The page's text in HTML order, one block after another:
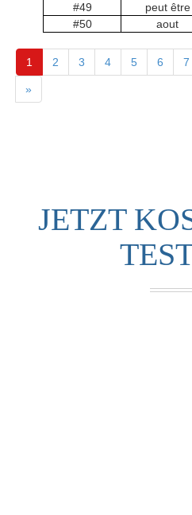
#49
peut être
#50
aout
1 2 3 4 5 6 7
»
JETZT